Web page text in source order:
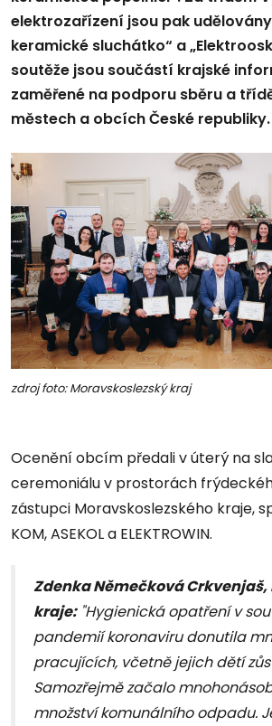
elektrozařízení jsou pak udělovány
keramické sluchátko“ a
soutěže jsou součástí krajské
zaměřené na podporu sběru a
městech a obcích České republiky.
zdroj foto: Moravskoslezský kraj
Ocenění obcím předali v úterý na
ceremoniálu v prostorách
zástupci Moravskoslezského kraje,
KOM, ASEKOL a ELEKTROWIN.
Zdenka Němečková Crkvenjaš,
kraje:"Hygienická opatření v
pandemií koronaviru donutila
pracujících, včetně jejich dětí
Samozřejmě začalo
množství komunálního odpadu.